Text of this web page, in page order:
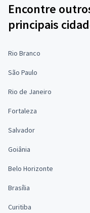
Encontre
principais
Rio Branco
São Paulo
Rio de Janeiro
Fortaleza
Salvador
Goiânia
Belo Horizonte
Brasília
Curitiba